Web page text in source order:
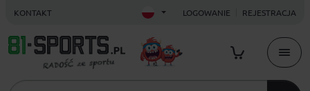
KONTAKT LOGOWANIE REJESTRACJA